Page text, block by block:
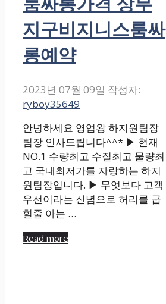
지구비지니스룸싸
롱예약
2023년 07월 09일 작성자:
ryboy35649
안녕하세요 영업왕 하지원팀장
팀장 인사드립니다^^* ▶ 현재
NO.1 수량최고 수질최고 물량최
고 국내최저가를 자랑하는 하지
원팀장입니다. ▶ 무엇보다 고객
우선이라는 신념으로 허리를 굽
힐줄 아는 …
Read more